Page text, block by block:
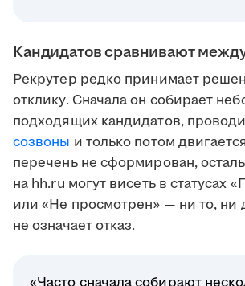
Кандидатов сравнивают
Рекрутер редко принимает
отклику. Сначала он собирает
подходящих кандидатов,
созвоны и только потом
перечень не сформирован,
на hh.ru могут висеть в статусах
или «Не просмотрен» — ни то, ни
не означает отказ.